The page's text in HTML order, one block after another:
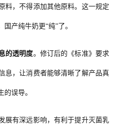
料，不得添加其他原料。这一规定
国产纯牛奶更“纯”了。
的透明度。修订后的《标准》要求
息，让消费者能够清晰了解产品真
误导。
展有深远影响，有利于提升灭菌乳